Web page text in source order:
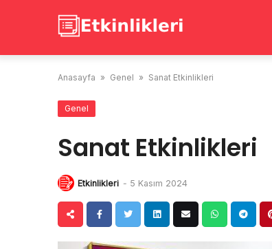
Anasayfa » Genel » Sanat Etkinlikleri
Genel
Sanat Etkinlikleri
Etkinlikleri - 5 Kasım 2024